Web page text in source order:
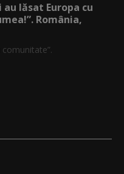
au lăsat Europa cu
România,